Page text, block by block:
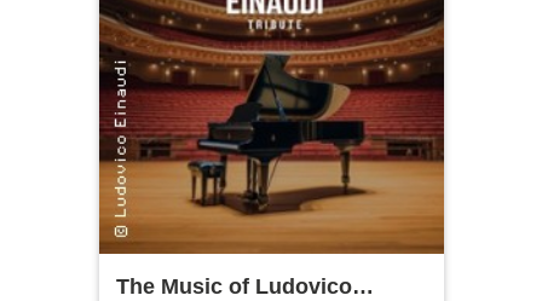
The Music of Ludovico